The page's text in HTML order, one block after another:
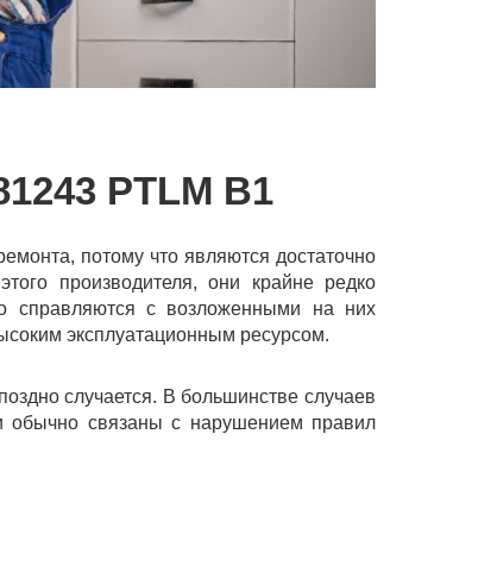
PTLM B1
потому что являются достаточно
производителя, они крайне редко
справляются с возложенными на них
эксплуатационным ресурсом.
случается. В большинстве случаев
обычно связаны с нарушением правил